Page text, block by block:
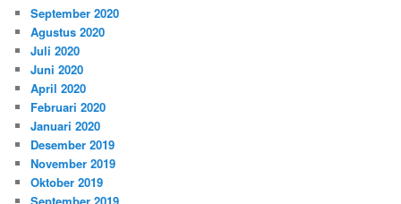
September 2020
Agustus 2020
Juli 2020
Juni 2020
April 2020
Februari 2020
Januari 2020
Desember 2019
November 2019
Oktober 2019
September 2019